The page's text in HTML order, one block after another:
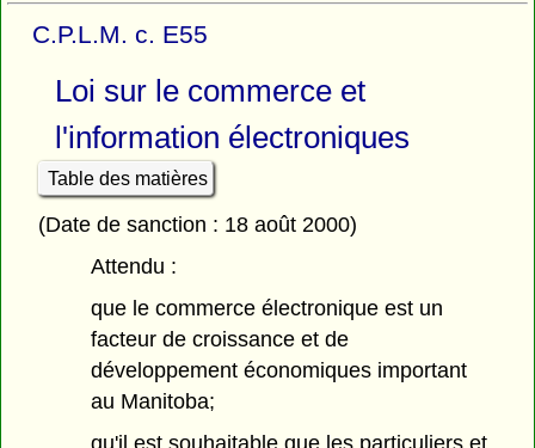
C.P.L.M. c. E55
Loi sur le commerce et
l'information électroniques
Table des matières
(Date de sanction : 18 août 2000)
Attendu :
que le commerce électronique est un
facteur de croissance et de
développement économiques important
au Manitoba;
qu'il est souhaitable que les particuliers et